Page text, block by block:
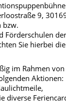
9,
bzw.
Förderschulen
Sie hierbei die
im Rahmen von
Aktionen:
diverse